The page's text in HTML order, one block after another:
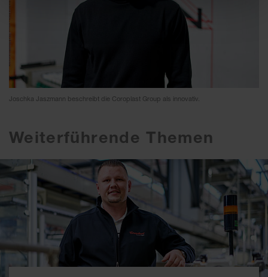
Joschka Jaszmann beschreibt die Coroplast Group als innovativ.
Weiterführende Themen